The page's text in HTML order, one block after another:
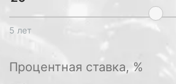
5 лет
Процентная ставка, %